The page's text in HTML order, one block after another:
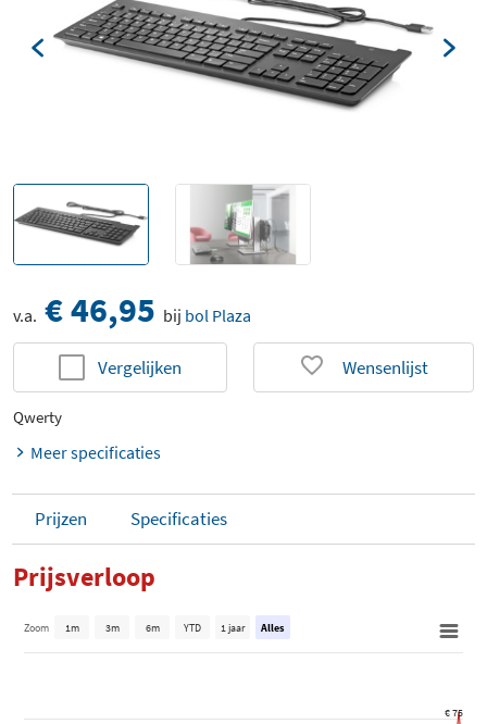
v.a. € 46,95 bij bol Plaza
Vergelijken Wensenlijst
Qwerty
Meer specificaties
Prijzen Specificaties
Prijsverloop
€ 75
Zoom 1m 3m 6m YTD 1 jaar Alles